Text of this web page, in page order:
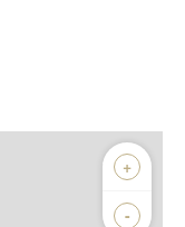
+
-
Biens vendus